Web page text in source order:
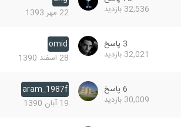
32,536 بازدید
22 مهر 1393
3 پاسخ
32,021 بازدید
omid
28 اسفند 1390
6 پاسخ
30,009 بازدید
aram_1987f
19 آبان 1390